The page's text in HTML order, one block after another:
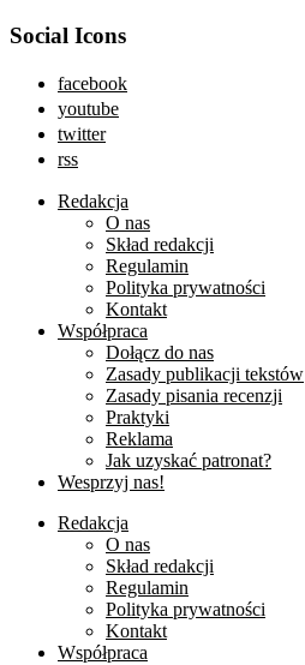
Social Icons
facebook
youtube
twitter
rss
Redakcja
O nas
Skład redakcji
Regulamin
Polityka prywatności
Kontakt
Współpraca
Dołącz do nas
Zasady publikacji tekstów
Zasady pisania recenzji
Praktyki
Reklama
Jak uzyskać patronat?
Wesprzyj nas!
Redakcja
O nas
Skład redakcji
Regulamin
Polityka prywatności
Kontakt
Współpraca